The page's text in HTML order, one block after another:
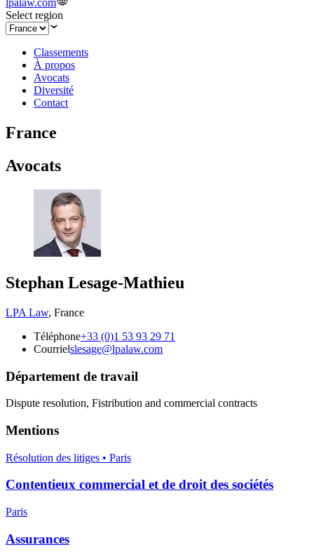
lpalaw.com
Select region
Classements
À propos
Avocats
Diversité
Contact
France
Avocats
Stephan Lesage-Mathieu
LPA Law, France
Téléphone+33 (0)1 53 93 29 71
Courrielslesage@lpalaw.com
Département de travail
Dispute resolution, Fistribution and commercial contracts
Mentions
Résolution des litiges • Paris
Contentieux commercial et de droit des sociétés
Paris
Assurances